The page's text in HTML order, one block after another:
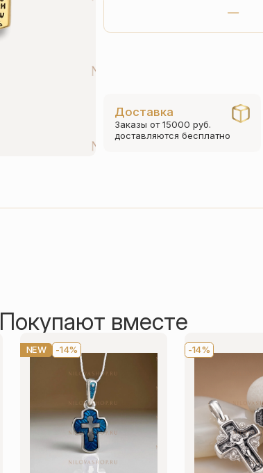
Доставка
Заказы от 15000 руб.
доставляются бесплатно
Покупают вместе
NEW -14% -14%